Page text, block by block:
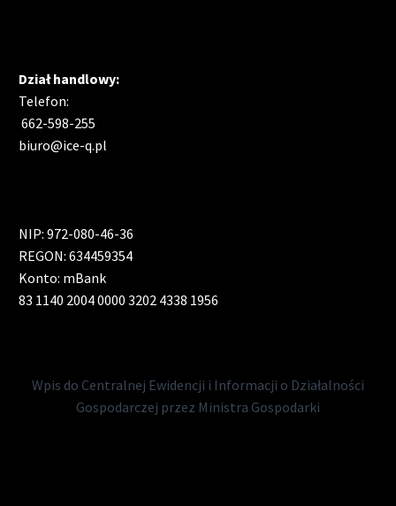
Dział handlowy:
Telefon:
662-598-255
biuro@ice-q.pl
NIP: 972-080-46-36
REGON: 634459354
Konto: mBank
83 1140 2004 0000 3202 4338 1956
Wpis do Centralnej Ewidencji i Informacji o Działalności
Gospodarczej przez Ministra Gospodarki